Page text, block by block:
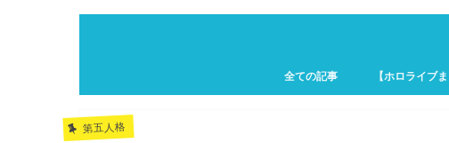
全ての記事 【ホロライブ
第五人格